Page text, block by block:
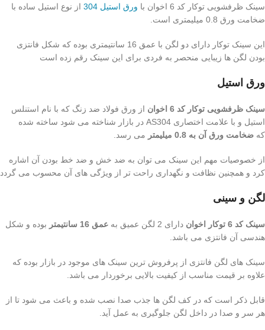
سینک ظرفشویی توکار کد 6 اخوان با ورق استیل 304
از نوع استیل ساده با
ضخامت ورق 0.8 میلیمتری است.
این سینک توکار دارای دو لگن با عمق 16 سانتیمتری بوده که شکل فانتزی
بودن لگن ها زیبایی منحصر به فردی برای این سینک رقم زده است
ورق استیل
سینک ظرفشویی توکار کد 6 اخوان
از ورق فولاد ضد زنگ که با نام استنلس
استیل و با علامت اختصاری AS304 در بازار شناخته می شود ساخته شده
که ضخامت ورق آن به 0.8 میلیمتر می رسد.
از خصوصیات مهم این سینک می توان به ضد خش و ضد خط بودن آن اشاره
کرد و همچنین نظافت و نگهداری راحت تر از ویژگی های آن محسوب می گردد
لگن و سینی
سینک کد 6 توکار اخوان دارای 2 لگن عمیق به عمق 16 سانتیمتر
بوده و شکل
هندسی آن فانتزی می باشد.
سینک های لگن فانتزی از پرفروش ترین سینک های موجود در بازار بوده که
علاوه بر قیمت مناسب از کیفیت بالایی برخوردار می باشد.
قابل ذکر است که در کف لگن ها جذب صدا نصب شده و باعث می شود تا از
هر سر و صدا در داخل لگن جلوگیری به عمل آید.